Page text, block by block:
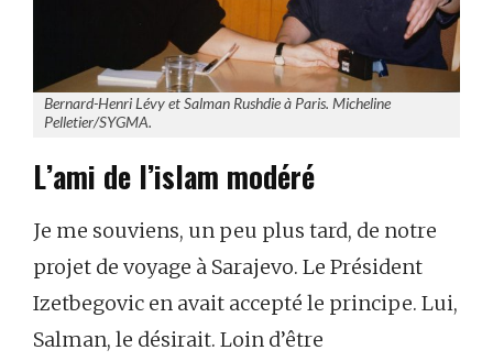
Bernard-Henri Lévy et Salman Rushdie à Paris. Micheline
Pelletier/SYGMA.
L’ami de l’islam modéré
Je me souviens, un peu plus tard, de notre
projet de voyage à Sarajevo. Le Président
Izetbegovic en avait accepté le principe. Lui,
Salman, le désirait. Loin d’être